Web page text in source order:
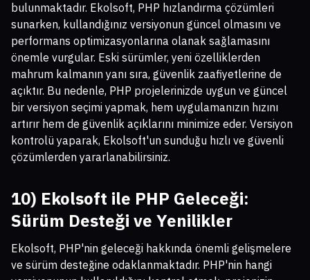
bulunmaktadır. Ekolsoft, PHP hızlandırma çözümleri
sunarken, kullandığınız versiyonun güncel olmasını ve
performans optimizasyonlarına olanak sağlamasını
önemle vurgular. Eski sürümler, yeni özelliklerden
mahrum kalmanın yanı sıra, güvenlik zaafiyetlerine de
açıktır. Bu nedenle, PHP projelerinizde uygun ve güncel
bir versiyon seçimi yapmak, hem uygulamanızın hızını
artırır hem de güvenlik açıklarını minimize eder. Versiyon
kontrolü yaparak, Ekolsoft'un sunduğu hızlı ve güvenli
çözümlerden yararlanabilirsiniz.
10) Ekolsoft ile PHP Geleceği:
Sürüm Desteği ve Yenilikler
Ekolsoft, PHP'nin geleceği hakkında önemli gelişmelere
ve sürüm desteğine odaklanmaktadır. PHP'nin hangi